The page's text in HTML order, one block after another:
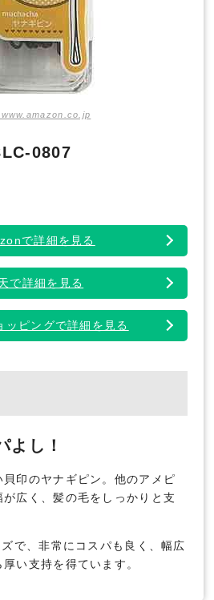
0807
で詳細を見る
で詳細を見る
ッピングで詳細を見る
よし！
印のヤナギピン。他のアメピ
広く、髪の毛をしっかりと支
で、非常にコスパも良く、幅広
い支持を得ています。